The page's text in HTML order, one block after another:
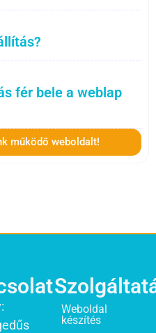
fér bele a weblap
működő weboldalt!
Weboldal
készítés